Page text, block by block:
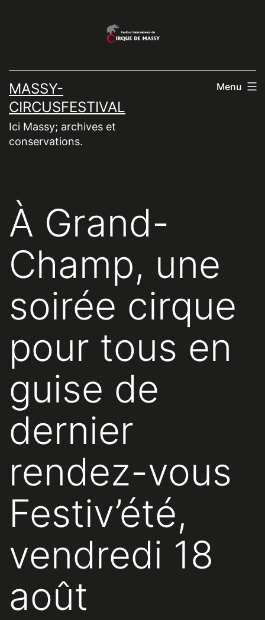
MASSY-
CIRCUSFESTIVAL
Ici Massy; archives et
conservations.
Menu
À Grand-
Champ, une
soirée cirque
pour tous en
guise de
dernier
rendez-vous
Festiv’été,
vendredi 18
août